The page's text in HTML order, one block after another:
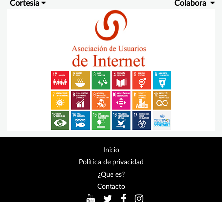
Cortesía Colabora
Inicio
Política de privacidad
¿Que es?
Contacto